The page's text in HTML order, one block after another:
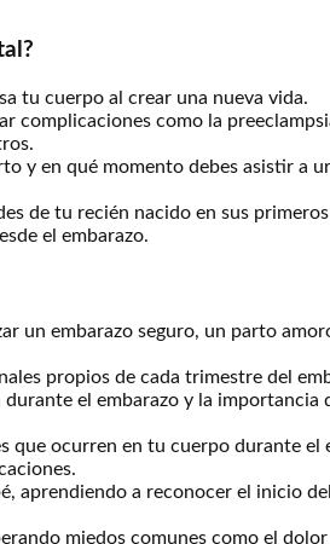
tu cuerpo al crear una nueva vida.
complicaciones como la
y en qué momento debes asistir a
de tu recién nacido en sus
el embarazo.
un embarazo seguro, un parto
propios de cada trimestre del
el embarazo y la importancia
que ocurren en tu cuerpo durante el
aprendiendo a reconocer el inicio
miedos comunes como el